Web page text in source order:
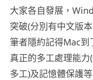
大家各自發展，
突破(分別有中文版
筆者隱約記得Mac到
真正的多工處理能
多工)及記憶體保護